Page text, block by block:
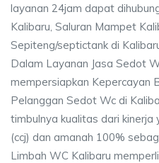
layanan 24jam dapat
Kalibaru, Saluran Mampet
Sepiteng/septictank di
Dalam Layanan Jasa Sedot
mempersiapkan Kepercayan
Pelanggan Sedot Wc di
timbulnya kualitas dari kinerja
(ccj) dan amanah 100%
Limbah WC Kalibaru